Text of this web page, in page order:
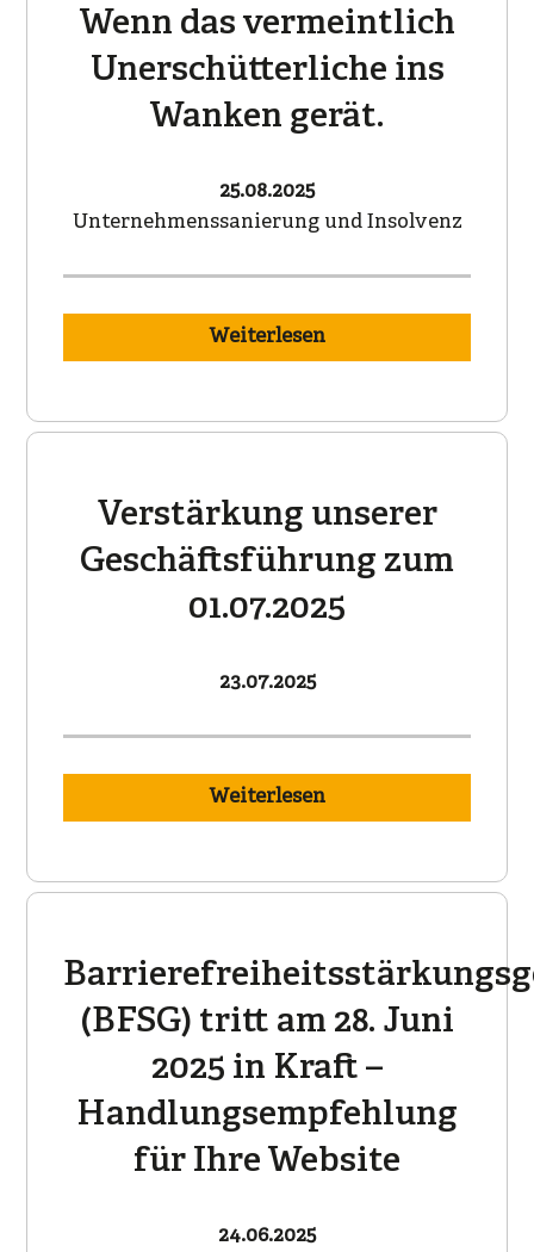
Wenn das vermeintlich
Unerschütterliche ins
Wanken gerät.
25.08.2025
Unternehmenssanierung und Insolvenz
Weiterlesen
Verstärkung unserer
Geschäftsführung zum
01.07.2025
23.07.2025
Weiterlesen
(BFSG) tritt am 28. Juni
2025 in Kraft –
Handlungsempfehlung
für Ihre Website
24.06.2025